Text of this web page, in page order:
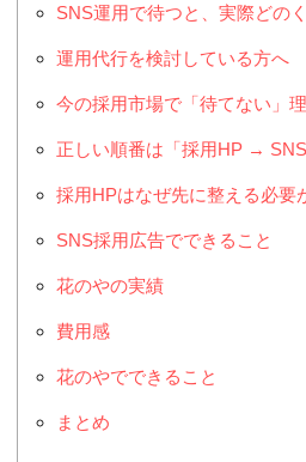
SNS運用で待つと、実際どの
運用代行を検討している方へ
今の採用市場で「待てない」
正しい順番は「採用HP →
採用HPはなぜ先に整える必要
SNS採用広告でできること
花のやの実績
費用感
花のやでできること
まとめ